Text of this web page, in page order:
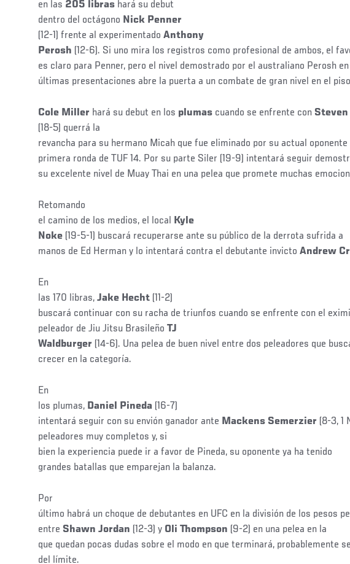
en las 205 libras hará su debut
dentro del octágono Nick Penner
(12-1) frente al experimentado Anthony
Perosh (12-6). Si uno mira los registros como profesional de ambos, el
es claro para Penner, pero el nivel demostrado por el australiano Perosh
últimas presentaciones abre la puerta a un combate de gran nivel en el
Cole Miller hará su debut en los plumas cuando se enfrente con
(18-5) querrá la
revancha para su hermano Micah que fue eliminado por su actual oponente
primera ronda de TUF 14. Por su parte Siler (19-9) intentará seguir
su excelente nivel de Muay Thai en una pelea que promete muchas
Retomando
el camino de los medios, el local Kyle
Noke (19-5-1) buscará recuperarse ante su público de la derrota sufrida a
manos de Ed Herman y lo intentará contra el debutante invicto Andrew
En
las 170 libras, Jake Hecht (11-2)
buscará continuar con su racha de triunfos cuando se enfrente con el
peleador de Jiu Jitsu Brasileño TJ
Waldburger (14-6). Una pelea de buen nivel entre dos peleadores que
crecer en la categoría.
En
los plumas, Daniel Pineda (16-7)
intentará seguir con su envión ganador ante Mackens Semerzier (8-3, 1
peleadores muy completos y, si
bien la experiencia puede ir a favor de Pineda, su oponente ya ha tenido
grandes batallas que emparejan la balanza.
Por
último habrá un choque de debutantes en UFC en la división de los pesos
entre Shawn Jordan (12-3) y Oli Thompson (9-2) en una pelea en la
que quedan pocas dudas sobre el modo en que terminará, probablemente
del límite.